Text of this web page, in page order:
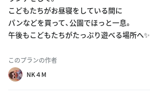
こどもたちがお昼寝をしている間に
パンなどを買って、公園でほっと一息。
午後もこどもたちがたっぷり遊べる場所へ✨
このプランの作者
NK４M